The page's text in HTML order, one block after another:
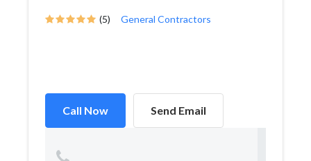
(5) General Contractors
Call Now Send Email